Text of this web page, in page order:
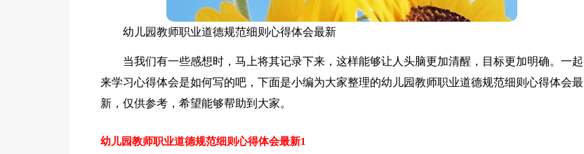
幼儿园教师职业道德规范细则心得体会最新
当我们有一些感想时，马上将其记录下来，这样能够让人头脑更加清醒，目标更加明确。一起
来学习心得体会是如何写的吧，下面是小编为大家整理的幼儿园教师职业道德规范细则心得体会最
新，仅供参考，希望能够帮助到大家。
幼儿园教师职业道德规范细则心得体会最新1